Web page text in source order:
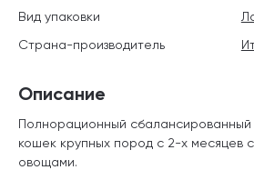
Описание
Полнорационный сбалансированный
кошек крупных пород с 2-х месяцев
овощами.
Вид упаковки
Страна-производитель